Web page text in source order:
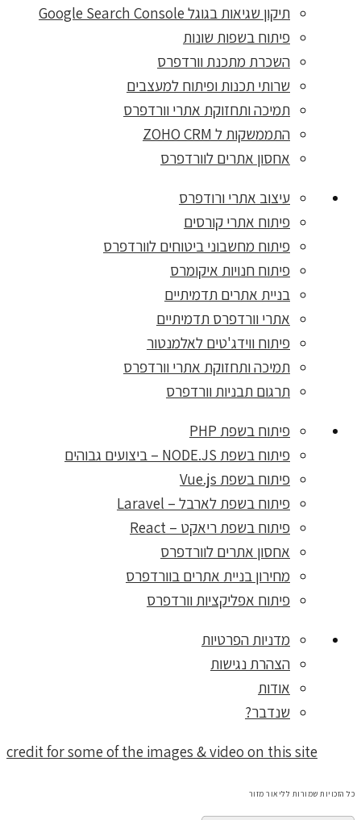
תיקון שגיאות בגוגל Google Search Console
פיתוח בשפות שונות
השכרת מתכנת וורדפרס
שרותי תכנות ופיתוח למעצבים
תמיכה ותחזוקת אתרי וורדפרס
התממשקות ל ZOHO CRM
אחסון אתרים לוורדפרס
עיצוב אתרי ורודפרס
פיתוח אתרי קורסים
פיתוח מחשבוני ביטוחים לוורדפרס
פיתוח חנויות איקומרס
בניית אתרים תדמיתיים
אתרי וורדפרס תדמיתיים
פיתוח ווידג'טים לאלמנטור
תמיכה ותחזוקת אתרי וורדפרס
תרגום תבניות וורדפרס
פיתוח בשפת PHP
פיתוח בשפת NODE.JS – ביצועים גבוהים
פיתוח בשפת Vue.js
פיתוח בשפת לארבל – Laravel
פיתוח בשפת ריאקט – React
אחסון אתרים לוורדפרס
מחירון בניית אתרים בוורדפרס
פיתוח אפליקציות וורדפרס
מדניות הפרטיות
הצהרת נגישות
אודות
שנדבר?
credit for some of the images & video on this site
כל הזכויות שמורות לליאור מזור